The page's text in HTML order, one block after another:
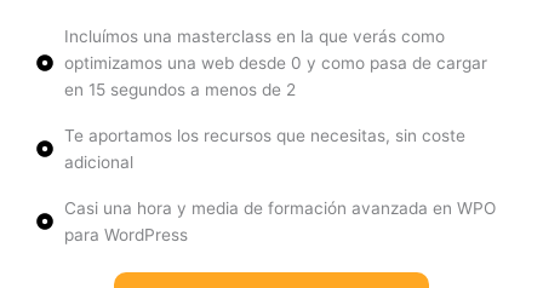
Incluímos una masterclass en la que verás como
optimizamos una web desde 0 y como pasa de cargar
en 15 segundos a menos de 2
Te aportamos los recursos que necesitas, sin coste
adicional
Casi una hora y media de formación avanzada en WPO
para WordPress